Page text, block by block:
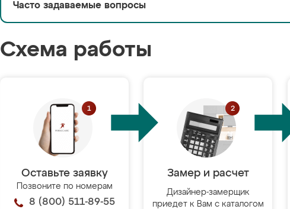
Часто задаваемые вопросы
Схема работы
Оставьте заявку
Позвоните по номерам
8 (800) 511-89-55
Замер и расчет
Дизайнер-замерщик
приедет к Вам с каталогом